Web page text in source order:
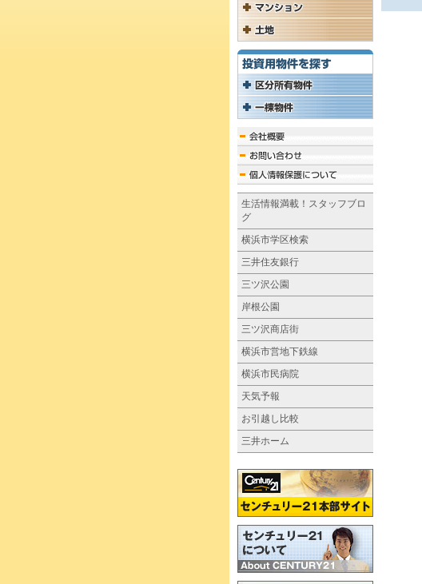
生活情報満載！スタッフブロ
グ
横浜市学区検索
三井住友銀行
三ツ沢公園
岸根公園
三ツ沢商店街
横浜市営地下鉄線
横浜市民病院
天気予報
お引越し比較
三井ホーム